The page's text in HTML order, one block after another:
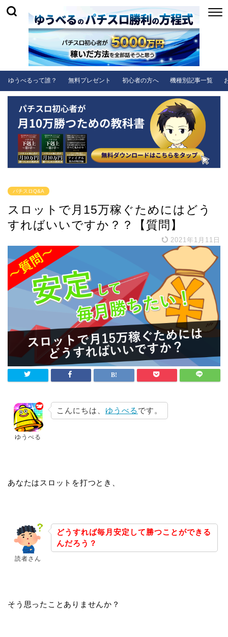
ゆうべるって誰？ 無料プレゼント 初心者の方へ 機種別記事一覧
パチスロQ&A
スロットで月15万稼ぐためにはどう
すればいいですか？？【質問】
2021年1月11日
ゆうべる
こんにちは、 ゆうべる です。
あなたはスロットを打つとき、
読者さん
どうすれば毎月安定して勝つことができる
んだろう？
そう思ったことありませんか？